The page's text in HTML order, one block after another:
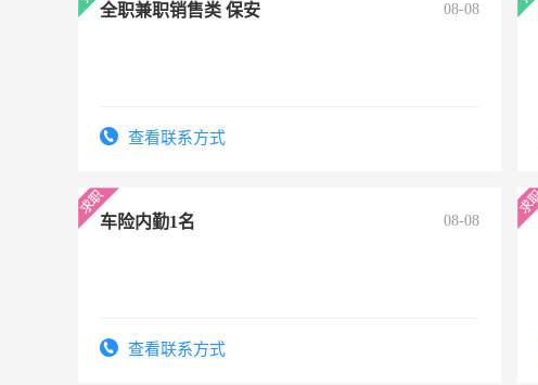
全职兼职销售类 保安 08-08
查看联系方式
车险内勤1名 08-08
查看联系方式